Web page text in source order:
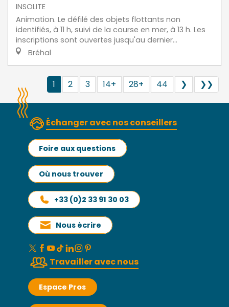
INSOLITE
Animation. Le défilé des objets flottants non
identifiés, à 11 h, suivi de la course en mer, à 13 h. Les
inscriptions sont ouvertes jusqu'au dernier...
Bréhal
1 2 3 14+ 28+ 44 ❯ ❯❯
Échanger avec nos conseillers
Foire aux questions
Où nous trouver
+33 (0)2 33 91 30 03
Nous écrire
Travailler avec nous
Espace Pros